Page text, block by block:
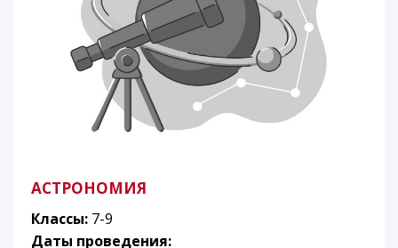
АСТРОНОМИЯ
Классы: 7-9
Даты проведения: